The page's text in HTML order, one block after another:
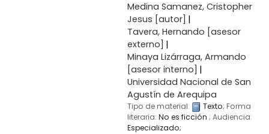
Medina Samanez, Cristopher
Jesus [autor]
Tavera, Hernando [asesor
externo]
Minaya Lizárraga, Armando
[asesor interno]
Universidad Nacional de San
Agustín de Arequipa
Tipo de material: Texto; Forma
literaria: No es ficción ; Audiencia:
Especializado;